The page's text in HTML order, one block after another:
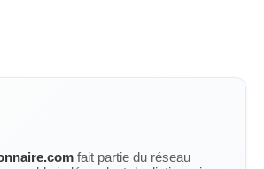
fait partie du réseau